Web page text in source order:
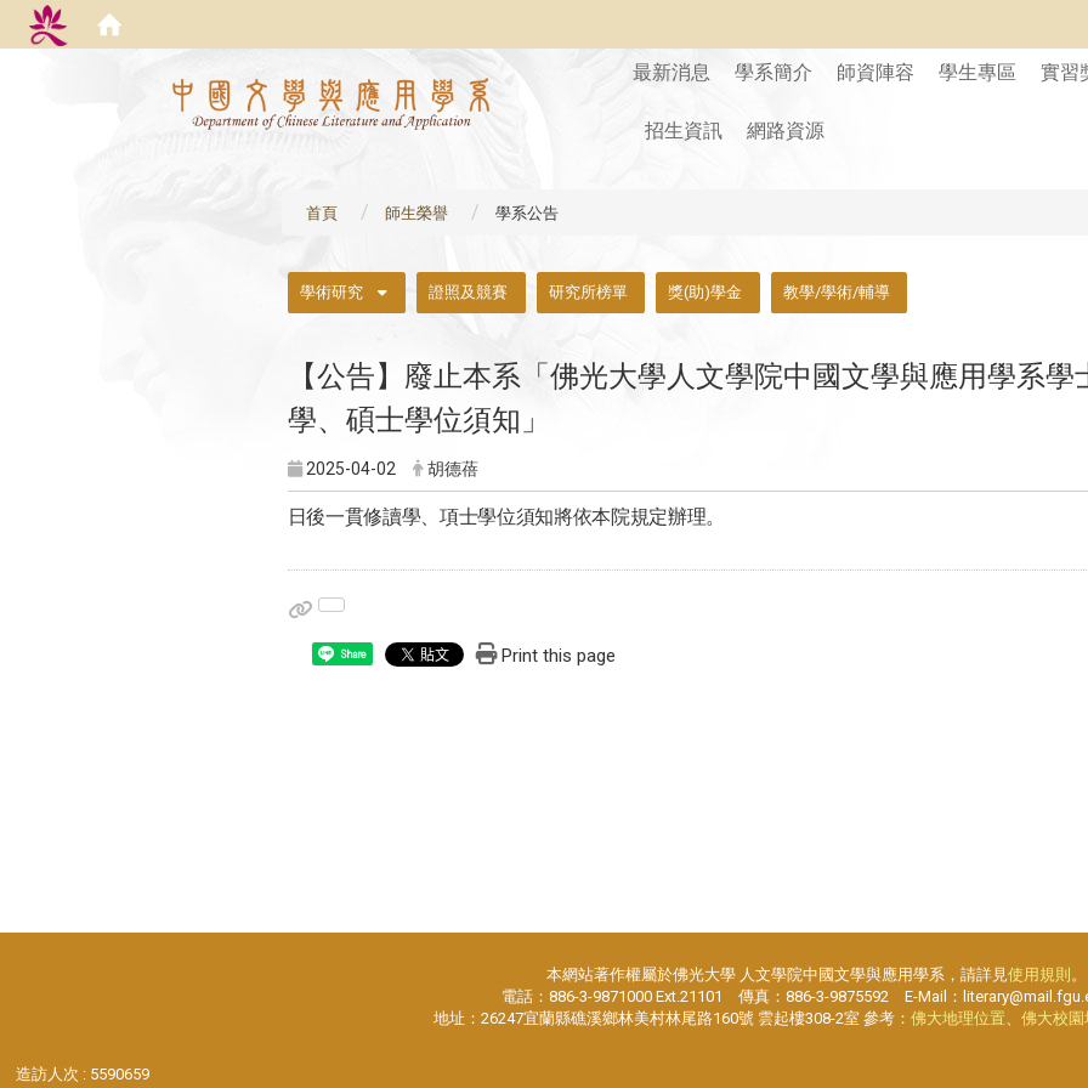
最新消息 學系簡介 師資陣容 學生專區 實習
招生資訊 網路資源
首頁 師生榮譽 學系公告
學術研究 證照及競賽 研究所榜單 獎(助)學金 教學/學術/輔導
【公告】廢止本系「佛光大學人文學院中國文學與應用學系
學、碩士學位須知」
2025-04-02 胡德蓓
日後一貫修讀學、項士學位須知將依本院規定辦理。
Share Print this page
本網站著作權屬於佛光大學 人文學院中國文學與應用學系，請詳見使用規則 。
電話：886-3-9871000 Ext.21101 傳真：886-3-9875592 E-Mail：
地址：26247宜蘭縣礁溪鄉林美村林尾路160號 雲起樓308-2室 參考： 佛大地理位置、 佛大校園
造訪人次 : 5590659